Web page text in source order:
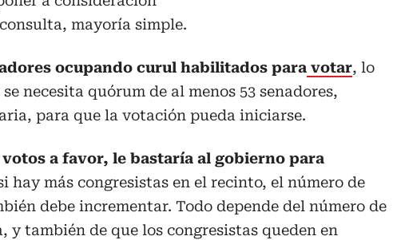
mayoría simple.
ocupando curul habilitados para votar, lo
necesita quórum de al menos 53 senadores,
para que la votación pueda iniciarse.
votos a favor, le bastaría al gobierno para
hay más congresistas en el recinto, el número de
debe incrementar. Todo depende del número de
y también de que los congresistas queden en